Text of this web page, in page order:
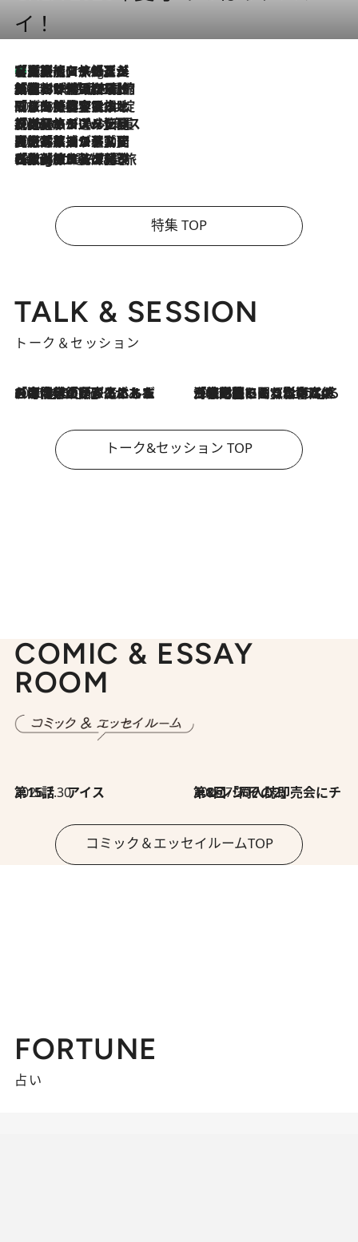
イ！
10 Hours Ago
【厳選旅コスメ】「多機能アイテムがメイン！」旅好き美容エディターが選んだ夏旅ベストコスメを発表【Mサイズジップ】
2026.8.6
「荷物が増えるほど旅ストレスは増す」美容ジャーナリストがたどり着いた最終結論。“化粧品を劇的に減らす”感動の凝縮美容とは
2026.8.6
「旅先には金髪ウィッグを持参」日本と同じメイクでは損してる!? 美容ジャーナリストが提案する“掟破りの旅美容”とは
2026.8.6
【厳選旅コスメ】「身軽さ＆UV対策重視！」ヘアアーティストshucoが選んだ夏旅ベストコスメを発表【Mサイズジップ】
2026.8.5
【厳選旅コスメ】国内をあちこち移動する河井菜摘が選んだ夏旅ベストコスメ発表！「リラックスアイテムはマスト」【Mサイズジップ】
2026.8.4
【厳選旅コスメ】「紫外線＆乾燥対策しながらメイク感も！」ヘア＆メイクGeorgeが選んだ夏旅ベストコスメを発表！【Mサイズジップ】
特集 TOP
TALK & SESSION
トーク＆セッション
2026.8.3
「今後値上げがあるとすれば…」「リスクがあるのは今年の冬」エネルギー専門家が語る、ホルムズ海峡封鎖が家庭にもたらす“ある心配” 2026.8.3
「住宅建てられない…」「サーチャージ料の高値が続いている」ホルムズ海峡封鎖による影響はいつまで続く？《エネルギー専門家に聞く“どうなる日本の暮らし”》
トーク&セッション TOP
COMIC & ESSAY
ROOM
2026.7.30
第15話 アイス 2026.7.30
第8回「同人誌即売会にチャレンジ その2」
コミック＆エッセイルームTOP
FORTUNE
占い